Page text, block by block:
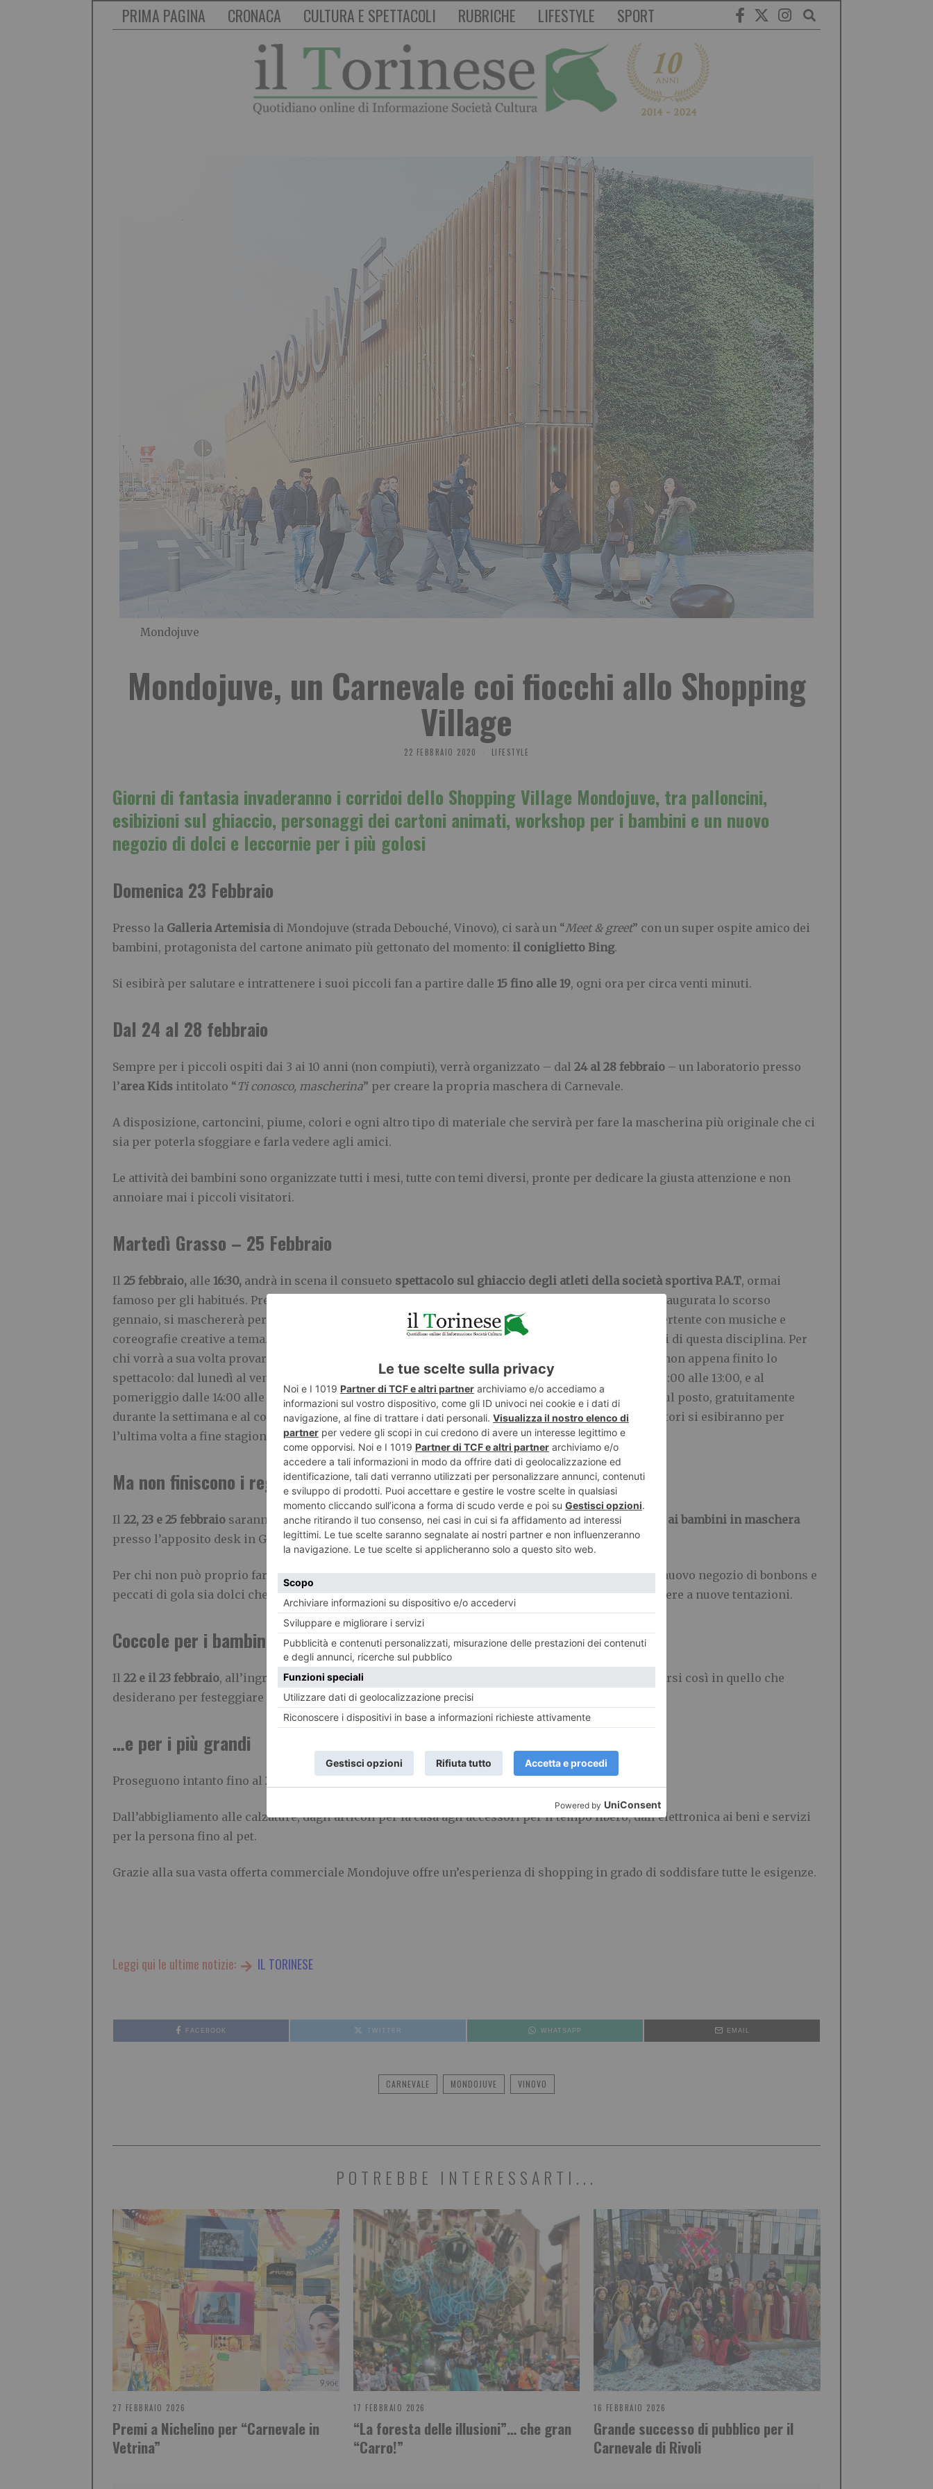
PRIMA PAGINA CRONACA CULTURA E SPETTACOLI RUBRICHE LIFESTYLE SPORT
Mondojuve
Mondojuve, un Carnevale coi fiocchi allo Shopping
Village
22 FEBBRAIO 2020 LIFESTYLE
Giorni di fantasia invaderanno i corridoi dello Shopping Village Mondojuve, tra palloncini,
esibizioni sul ghiaccio, personaggi dei cartoni animati, workshop per i bambini e un nuovo
negozio di dolci e leccornie per i più golosi
Domenica 23 Febbraio
Presso la Galleria Artemisiadi Mondojuve (strada Debouché, Vinovo), ci sarà un “Meet & greet” con un super ospite amico dei
bambini, protagonista del cartone animato più gettonato del momento: il coniglietto Bing.
Si esibirà per salutare e intrattenere i suoi piccoli fan a partire dalle 15 fino alle 19, ogni ora per circa venti minuti.
Dal 24 al 28 febbraio
Sempre per i piccoli ospiti dai 3 ai 10 anni (non compiuti), verrà organizzato – dal 24 al 28 febbraio – un laboratorio presso
l’area Kids intitolato “Ti conosco, mascherina” per creare la propria maschera di Carnevale.
A disposizione, cartoncini, piume, colori e ogni altro tipo di materiale che servirà per fare la mascherina più originale che ci
sia per poterla sfoggiare e farla vedere agli amici.
Le attività dei bambini sono organizzate tutti i mesi, tutte con temi diversi, pronte per dedicare la giusta attenzione e non
annoiare mai i piccoli visitatori.
Martedì Grasso – 25 Febbraio
Il 25 febbraio, alle 16:30, andrà in scena il consueto spettacolo sul ghiaccio degli atleti della società sportiva P.A.T, ormai
famoso per gli habitués. Presso la
la pista di pattinaggio, inaugurata lo scorso
gennaio, si maschererà per la festa di Carnevale regalando agli spettatori uno show colorato e divertente con musiche e
coreografie creative a tema. L’esibizione è, come sempre, aperta a tutti gli appassionati e gli amanti di questa disciplina. Per
chi vorrà a sua volta provare l’ebrezza di pattinare sul ghiaccio, l’impianto osserverà i soliti orari non appena finito lo
spettacolo: dal lunedì al venerdì dalle 16:00 alle 20:00 e il sabato e la domenica dal mattino, dalle 10:00 alle 13:00, e al
pomeriggio dalle 14:00 alle 20:00. Chi non fosse munito di pattini potrà noleggiarli direttamente sul posto, gratuitamente
durante la settimana e al costo di 2€ al paio per la durata di un’ora il sabato e la domenica. I pattinatori si esibiranno per
l’ultima volta a fine stagione, in occasione della Festa della Donna.
Ma non finiscono i regali diMondojuve…
Il 22, 23 e 25 febbraio saranno
distribuiti gratuitamente palloncini dai mille colori e zucchero filato ai bambini in maschera
presso l’apposito desk in Galleria Artemisia.
Per chi non può proprio fare a meno dei dolci, il centro amplia la sua offerta commerciale con un nuovo negozio di bonbons e
peccati di gola sia dolci che salati:ODStore è il posto giusto per i più ghiotti e per chi non sa resistere a nuove tentazioni.
Coccole per i bambini…
Il 22 e il 23 febbraio, all’ingresso del negozio, potranno essere truccati da mani esperte e trasformarsi così in quello che
desiderano per festeggiare al meglio il Carnevale.
…e per i più grandi
Proseguono intanto fino al 29 febbraio i
Dall’abbigliamento alle calzature, dagli articoli per la casa agli accessori per il tempo libero, dall’elettronica ai beni e servizi
per la persona fino al pet.
Grazie alla sua vasta offerta commerciale Mondojuve offre un’esperienza di shopping in grado di soddisfare tutte le esigenze.
Leggi qui le ultime notizie: IL TORINESE
FACEBOOK TWITTER WHATSAPP EMAIL
CARNEVALE MONDOJUVE VINOVO
POTREBBE INTERESSARTI...
27 FEBBRAIO 2026
Premi a Nichelino per “Carnevale in
Vetrina”
17 FEBBRAIO 2026
“La foresta delle illusioni”… che gran
“Carro!”
16 FEBBRAIO 2026
Grande successo di pubblico per il
Carnevale di Rivoli